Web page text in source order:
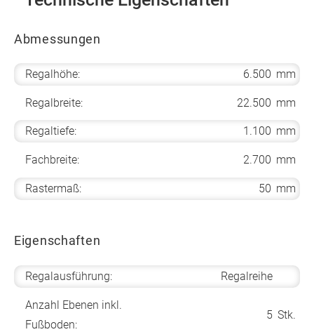
Abmessungen
Regalhöhe: 6.500 mm
Regalbreite: 22.500 mm
Regaltiefe: 1.100 mm
Fachbreite: 2.700 mm
Rastermaß: 50 mm
Eigenschaften
Regalausführung: Regalreihe
Anzahl Ebenen inkl.
Fußboden:
5 Stk.